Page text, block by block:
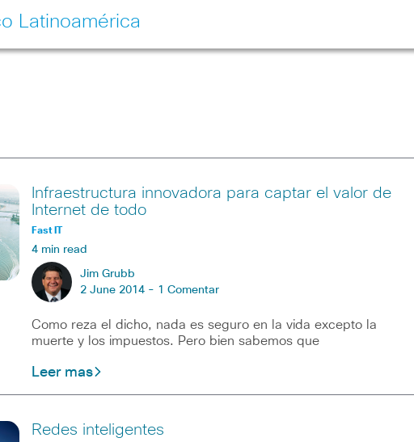
Latinoamérica
Infraestructura innovadora para captar el valor de
Internet de todo
Fast IT
4 min read
Jim Grubb
2 June 2014 - 1 Comentar
Como reza el dicho, nada es seguro en la vida excepto la
muerte y los impuestos. Pero bien sabemos que
Leer mas
Redes inteligentes